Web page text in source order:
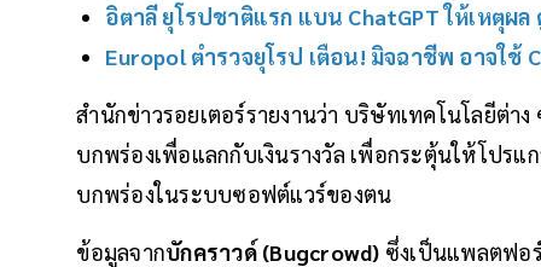
อิตาลี ยุโรปชาติแรก แบน ChatGPT ให้เหตุผ
Europol ตำรวจยุโรป เตือน! มิจฉาชีพ อาจใช้
สำนักข่าวรอยเตอร์รายงานว่า บริษัทเทคโนโลยีต่าง
บกพร่องเพื่อแลกกับเงินรางวัล เพื่อกระตุ้นให้โปรแ
บกพร่องในระบบซอฟต์แวร์ของตน
ข้อมูลจากบักคราวด์ (Bugcrowd) ซึ่งเป็นแพลตฟอ